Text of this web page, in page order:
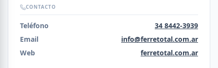
CONTACTO
Teléfono
34 8442-3939
Email
info@ferretotal.com.ar
Web
ferretotal.com.ar